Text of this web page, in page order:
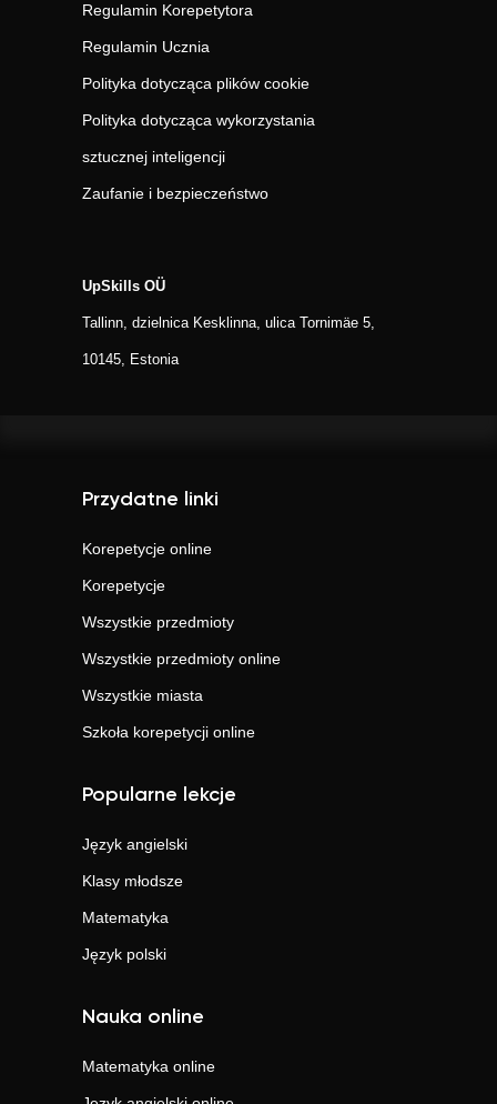
Regulamin Korepetytora
Regulamin Ucznia
Polityka dotycząca plików cookie
Polityka dotycząca wykorzystania
sztucznej inteligencji
Zaufanie i bezpieczeństwo
UpSkills OÜ
Tallinn, dzielnica Kesklinna, ulica Tornimäe 5,
10145, Estonia
Przydatne linki
Korepetycje online
Korepetycje
Wszystkie przedmioty
Wszystkie przedmioty online
Wszystkie miasta
Szkoła korepetycji online
Popularne lekcje
Język angielski
Klasy młodsze
Matematyka
Język polski
Nauka online
Matematyka online